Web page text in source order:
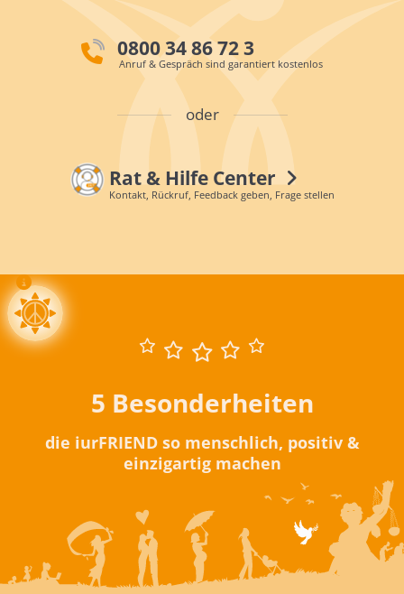
0800 34 86 72 3
Anruf & Gespräch sind garantiert kostenlos
oder
Rat & Hilfe Center
Kontakt, Rückruf, Feedback geben, Frage stellen
5 Besonderheiten
die iurFRIEND so menschlich, positiv &
einzigartig machen